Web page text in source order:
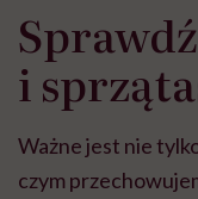
i
Ważne jest nie
czym